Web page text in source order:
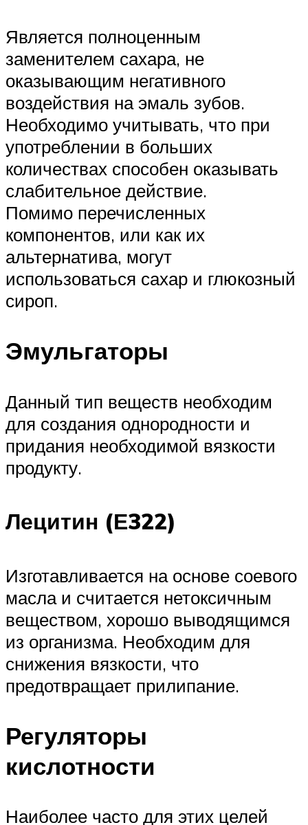
Является полноценным
заменителем сахара, не
оказывающим негативного
воздействия на эмаль зубов.
Необходимо учитывать, что при
употреблении в больших
количествах способен оказывать
слабительное действие.
Помимо перечисленных
компонентов, или как их
альтернатива, могут
использоваться сахар и глюкозный
сироп.
Эмульгаторы
Данный тип веществ необходим
для создания однородности и
придания необходимой вязкости
продукту.
Лецитин (Е322)
Изготавливается на основе соевого
масла и считается нетоксичным
веществом, хорошо выводящимся
из организма. Необходим для
снижения вязкости, что
предотвращает прилипание.
Регуляторы
кислотности
Наиболее часто для этих целей